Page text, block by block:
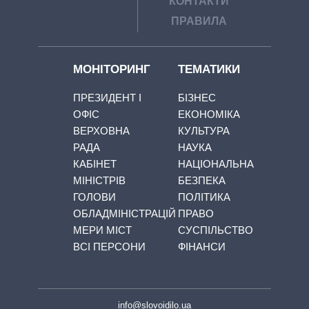
ПРАВИЛА
МОНІТОРИНГ
ПРЕЗИДЕНТ І
ОФІС
ВЕРХОВНА
РАДА
КАБІНЕТ
МІНІСТРІВ
ГОЛОВИ
ОБЛАДМІНІСТРАЦІЙ
МЕРИ МІСТ
ВСІ ПЕРСОНИ
ТЕМАТИКИ
БІЗНЕС
ЕКОНОМІКА
КУЛЬТУРА
НАУКА
НАЦІОНАЛЬНА
БЕЗПЕКА
ПОЛІТИКА
ПРАВО
СУСПІЛЬСТВО
ФІНАНСИ
info@slovoidilo.ua